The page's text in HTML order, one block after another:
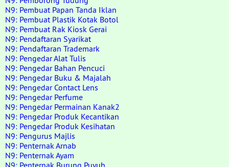
N9: Pembuat Papan Tanda Iklan
N9: Pembuat Plastik Kotak Botol
N9: Pembuat Rak Kiosk Gerai
N9: Pendaftaran Syarikat
N9: Pendaftaran Trademark
N9: Pengedar Alat Tulis
N9: Pengedar Bahan Pencuci
N9: Pengedar Buku & Majalah
N9: Pengedar Contact Lens
N9: Pengedar Perfume
N9: Pengedar Permainan Kanak2
N9: Pengedar Produk Kecantikan
N9: Pengedar Produk Kesihatan
N9: Pengurus Majlis
N9: Penternak Arnab
N9: Penternak Ayam
N9: Penternak Burung Puyuh